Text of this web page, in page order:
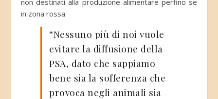
non destinati alla produzione alimentare perfino se
in zona rossa.
“Nessuno più di noi vuole
evitare la diffusione della
PSA, dato che sappiamo
bene sia la sofferenza che
provoca negli animali sia